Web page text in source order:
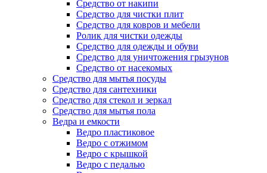
Средство от накипи
Средство для чистки плит
Средство для ковров и мебели
Ролик для чистки одежды
Средство для одежды и обуви
Средство для уничтожения грызунов
Средство от насекомых
Средство для мытья посуды
Средство для сантехники
Средство для стекол и зеркал
Средство для мытья пола
Ведра и емкости
Ведро пластиковое
Ведро с отжимом
Ведро с крышкой
Ведро с педалью